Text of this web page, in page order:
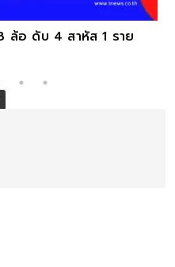
ล้อ ดับ 4 สาหัส 1 ราย